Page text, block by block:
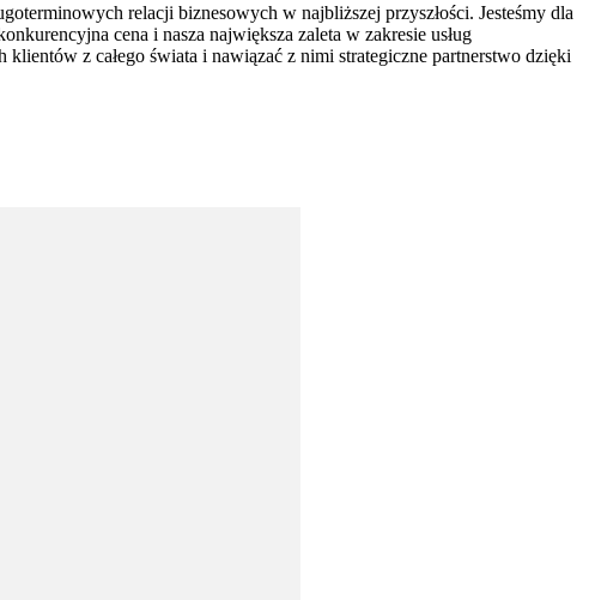
relacji biznesowych w najbliższej przyszłości. Jesteśmy dla
cena i nasza największa zaleta w zakresie usług
z całego świata i nawiązać z nimi strategiczne partnerstwo dzięki